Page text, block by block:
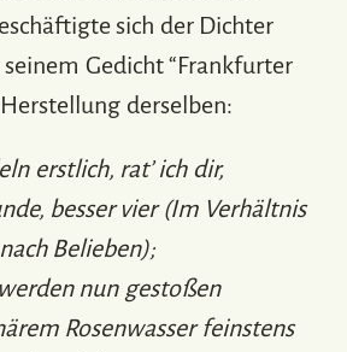
sich der Dichter
seinem Gedicht “Frankfurter
derselben:
erstlich, rat’ ich dir,
besser vier (Im Verhältnis
nach Belieben);
nun gestoßen
Rosenwasser feinstens